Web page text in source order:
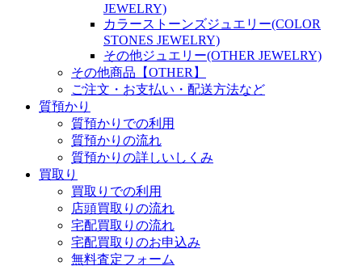
JEWELRY)
カラーストーンズジュエリー(COLOR
STONES JEWELRY)
その他ジュエリー(OTHER JEWELRY)
その他商品【OTHER】
ご注文・お支払い・配送方法など
質預かり
質預かりでの利用
質預かりの流れ
質預かりの詳しいしくみ
買取り
買取りでの利用
店頭買取りの流れ
宅配買取りの流れ
宅配買取りのお申込み
無料査定フォーム